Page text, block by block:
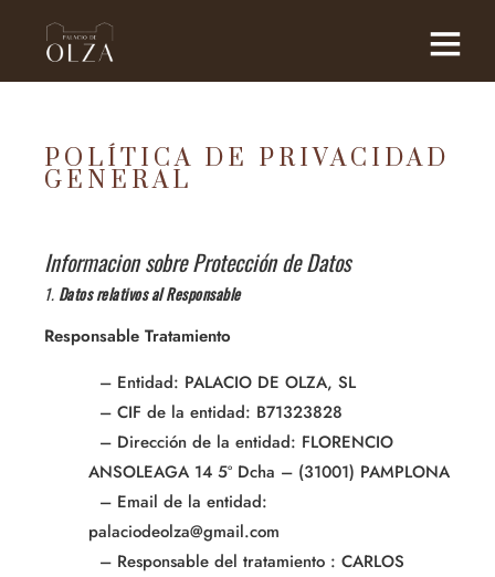
POLÍTICA DE PRIVACIDAD
GENERAL
Informacion sobre Protección de Datos
1. Datos relativos al Responsable
Responsable Tratamiento
– Entidad: PALACIO DE OLZA, SL
– CIF de la entidad: B71323828
– Dirección de la entidad: FLORENCIO
ANSOLEAGA 14 5º Dcha – (31001) PAMPLONA
– Email de la entidad:
palaciodeolza@gmail.com
– Responsable del tratamiento : CARLOS